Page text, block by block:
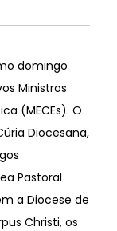
domingo
Ministros
(MECEs). O
Diocesana,
Pastoral
a Diocese de
Christi, os